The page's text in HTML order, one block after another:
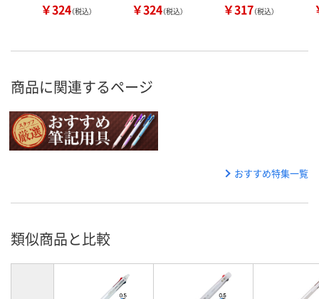
￥324（税込） ￥324（税込） ￥317（税込）
商品に関連するページ
おすすめ特集一覧
類似商品と比較